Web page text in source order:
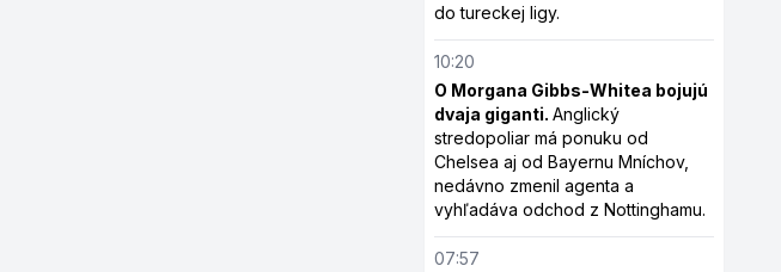
do tureckej ligy.
10:20
O Morgana Gibbs-Whitea bojujú
dvaja giganti.Anglický
stredopoliar má ponuku od
Chelsea aj od Bayernu Mníchov,
nedávno zmenil agenta a
vyhľadáva odchod z Nottinghamu.
07:57